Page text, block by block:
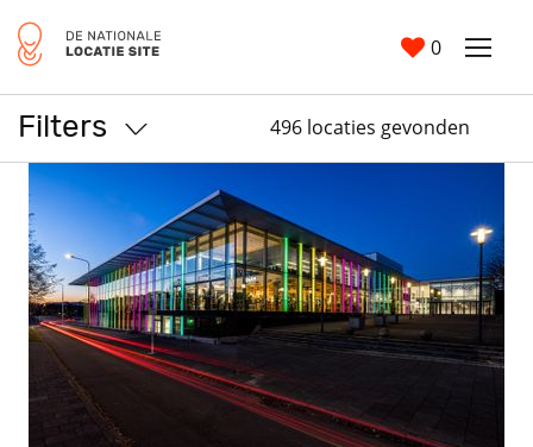
0
Filters> 496 locaties gevonden